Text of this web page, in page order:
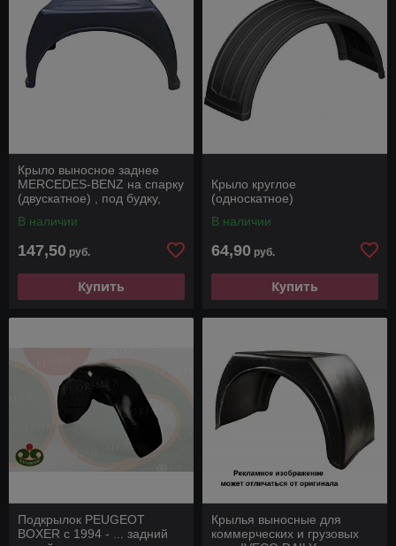
Крыло выносное заднее
MERCEDES-BENZ на спарку
(двускатное) , под будку,
В наличии
147,50 руб.
Купить
Крыло круглое
(односкатное)
В наличии
64,90 руб.
Купить
Подкрылок PEUGEOT
BOXER с 1994 - ... задний
Крылья выносные для
коммерческих и грузовых